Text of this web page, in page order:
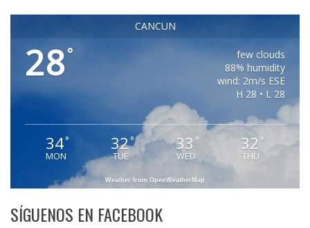
CANCUN
28°
few clouds
88% humidity
wind: 2m/s ESE
H 28 • L 28
34°
MON
32°
TUE
33 °
WED
32 °
THU
Weather from OpenWeatherMap
SÍGUENOS EN FACEBOOK